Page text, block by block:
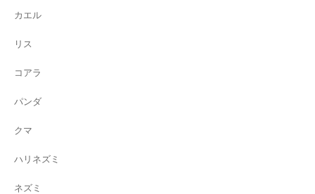
カエル
リス
コアラ
パンダ
クマ
ハリネズミ
ネズミ